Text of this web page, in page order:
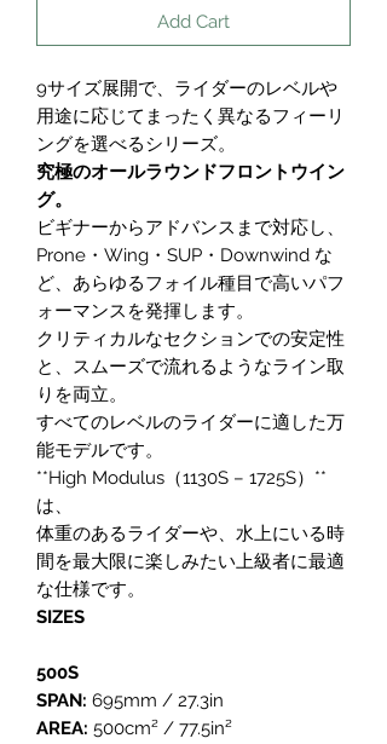
Add Cart
9サイズ展開で、ライダーのレベルや
用途に応じてまったく異なるフィーリ
ングを選べるシリーズ。
究極のオールラウンドフロントウイン
グ。
ビギナーからアドバンスまで対応し、
Prone・Wing・SUP・Downwind な
ど、あらゆるフォイル種目で高いパフ
ォーマンスを発揮します。
クリティカルなセクションでの安定性
と、スムーズで流れるようなライン取
りを両立。
すべてのレベルのライダーに適した万
能モデルです。
**High Modulus（1130S – 1725S）**
は、
体重のあるライダーや、水上にいる時
間を最大限に楽しみたい上級者に最適
な仕様です。
SIZES
500S
SPAN: 695mm / 27.3in
AREA: 500cm² / 77.5in²